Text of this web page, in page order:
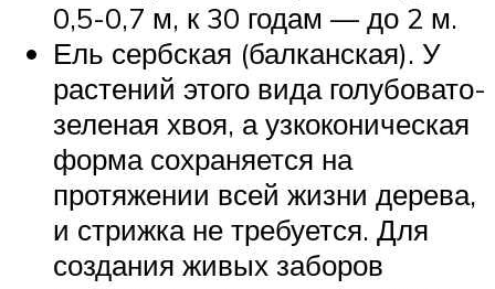
0,5-0,7 м, к 30 годам — до 2 м.
Ель сербская (балканская). У
растений этого вида голубовато-
зеленая хвоя, а узкоконическая
форма сохраняется на
протяжении всей жизни дерева,
и стрижка не требуется. Для
создания живых заборов